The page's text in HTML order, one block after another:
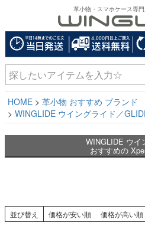
革小物・スマホケース専
HOME
革小物 おすすめ ブランド
WINGLIDE ウイングライド／
WINGLIDE ウイ
おすすめの
並び替え 価格が安い順 価格が高い順